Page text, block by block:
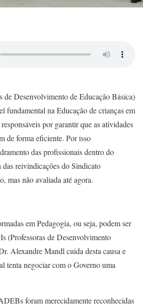
Desenvolvimento de Educação Básica)
fundamental na Educação de crianças em
por garantir que as atividades
de forma eficiente. Por isso
das profissionais dentro do
reivindicações do Sindicato
mas não avaliada até agora.
em Pedagogia, ou seja, podem ser
(Professoras de Desenvolvimento
Alexandre Mandl cuida desta causa e
tenta negociar com o Governo uma
foram merecidamente reconhecidas